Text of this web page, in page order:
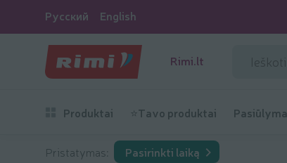
Русский English
Rimi.lt
Produktai ⭐Tavo produktai
Pristatymas: Pasirinkti laiką